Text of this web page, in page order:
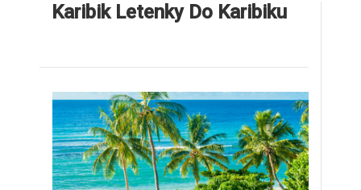
Karibik Letenky Do Karibiku